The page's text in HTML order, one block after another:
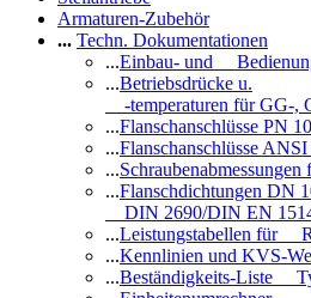
Armaturen-Zubehör
... Techn. Dokumentationen
...Einbau- und
...Betriebsdrücke u.
-temperaturen für GG-
...Flanschanschlüsse
...Flanschanschlüsse
...
...Flanschdichtungen
DIN 2690/DIN EN
...Leistungstabellen für
...Kennlinien und KVS-
...Beständigkeits-Liste